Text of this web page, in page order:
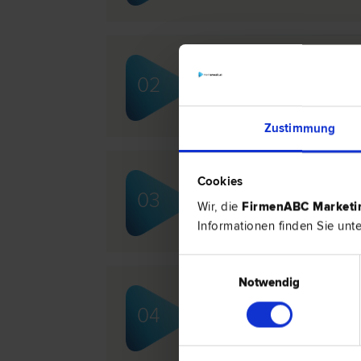
Zustimmung
Cookies
Wir, die FirmenABC
Informationen finden Sie
Notwendig
02
Mag. Rupert WAGNER
03
Dr. Alexandra
Zivil­recht | Vertrags­recht |
04
Dr. Christian HADEYER
Marken­recht | Internet­recht | IT-